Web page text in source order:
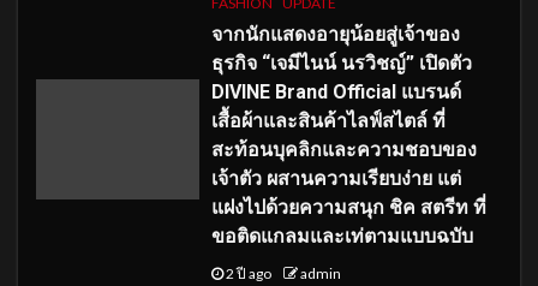
จากนักแสดงอายุน้อยสู่เจ้าของ
ธุรกิจ “เจมีไนน์ นรวิชญ์” เปิดตัว
DIVINE Brand Official แบรนด์
เสื้อผ้าและสินค้าไลฟ์สไตล์ ที่
สะท้อนบุคลิกและความชอบของ
เจ้าตัว ผสานความเรียบง่าย แต่
แฝงไปด้วยความสนุก ชิค สตรีท ที่
ขอติดแกลมและเท่ตามแบบฉบับ
2 ปี ago admin